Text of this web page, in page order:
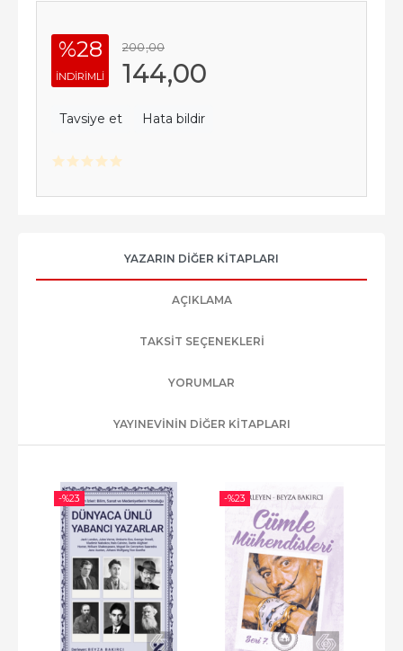
%28
INDIRIMLI
200,00
144,00
Tavsiye et Hata bildir
YAZARIN DIĞER KITAPLARI
AÇIKLAMA
TAKSIT SEÇENEKLERI
YORUMLAR
YAYINEVININ DIĞER KITAPLARI
-%23 -%23